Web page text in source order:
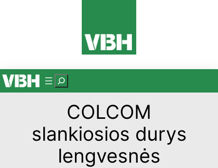
P
a
š
COLCOM
slankiosios durys
lengvesnės